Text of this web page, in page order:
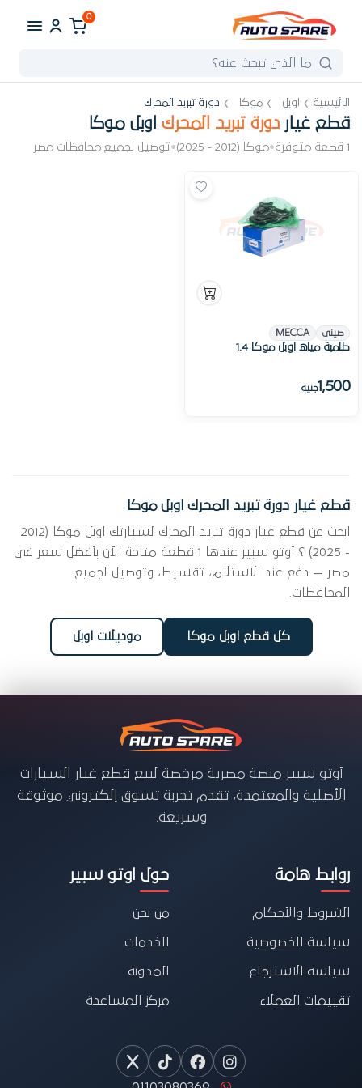
0
الرئيسية اوبل موكا دورة تبريد المحرك
قطع غيار دورة تبريد المحرك اوبل موكا
1 قطعة متوفرة •موكا (2012 - 2025) •توصيل لجميع محافظات مصر
صينى MECCA
طلمبة مياه اوبل موكا 1.4
1,500جنيه
قطع غيار دورة تبريد المحرك اوبل موكا
ابحث عن قطع غيار دورة تبريد المحرك لسيارتك اوبل موكا (2012
- 2025) ؟ أوتو سبير عندها 1 قطعة متاحة الآن بأفضل سعر في
مصر — دفع عند الاستلام، تقسيط، وتوصيل لجميع
المحافظات.
كل قطع اوبل موكا موديلات اوبل
أوتو سبير منصة مصرية مرخصة لبيع قطع غيار السيارات
الأصلية والمعتمدة، تقدم تجربة تسوق إلكتروني موثوقة
وسريعة.
روابط هامة
الشروط والأحكام
سياسة الخصوصية
سياسة الاسترجاع
تقييمات العملاء
حول اوتو سبير
من نحن
الخدمات
المدونة
مركز المساعدة